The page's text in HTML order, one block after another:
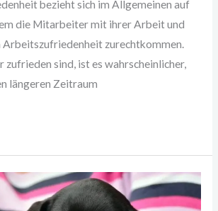
bezieht sich im Allgemeinen auf
die Mitarbeiter mit ihrer Arbeit und
Arbeitszufriedenheit zurechtkommen.
sind, ist es wahrscheinlicher,
längeren Zeitraum